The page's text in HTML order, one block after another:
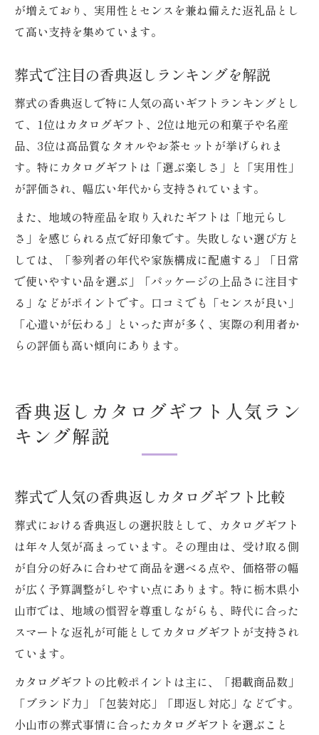
が増えており、実用性とセンスを兼ね備えた返礼品とし
て高い支持を集めています。
葬式で注目の香典返しランキングを解説
葬式の香典返しで特に人気の高いギフトランキングとし
て、1位はカタログギフト、2位は地元の和菓子や名産
品、3位は高品質なタオルやお茶セットが挙げられま
す。特にカタログギフトは「選ぶ楽しさ」と「実用性」
が評価され、幅広い年代から支持されています。
また、地域の特産品を取り入れたギフトは「地元らし
さ」を感じられる点で好印象です。失敗しない選び方と
しては、「参列者の年代や家族構成に配慮する」「日常
で使いやすい品を選ぶ」「パッケージの上品さに注目す
る」などがポイントです。口コミでも「センスが良い」
「心遣いが伝わる」といった声が多く、実際の利用者か
らの評価も高い傾向にあります。
香典返しカタログギフト人気ラン
キング解説
葬式で人気の香典返しカタログギフト比較
葬式における香典返しの選択肢として、カタログギフト
は年々人気が高まっています。その理由は、受け取る側
が自分の好みに合わせて商品を選べる点や、価格帯の幅
が広く予算調整がしやすい点にあります。特に栃木県小
山市では、地域の慣習を尊重しながらも、時代に合った
スマートな返礼が可能としてカタログギフトが支持され
ています。
カタログギフトの比較ポイントは主に、「掲載商品数」
「ブランド力」「包装対応」「即返し対応」などです。
小山市の葬式事情に合ったカタログギフトを選ぶこと